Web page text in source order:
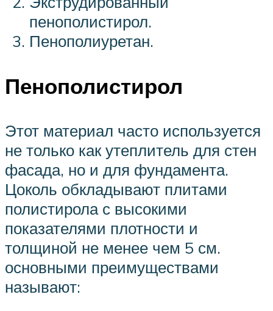
пенополистирол.
Пенополиуретан.
Пенополистирол
Этот материал часто используется
не только как утеплитель для стен
фасада, но и для фундамента.
Цоколь обкладывают плитами
полистирола с высокими
показателями плотности и
толщиной не менее чем 5 см.
основными преимуществами
называют: